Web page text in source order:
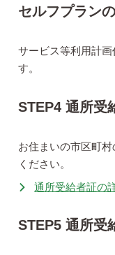
セルフプランの
サービス等利用計
す。
STEP4 通所受
お住まいの市区町
ください。
通所受給者証の
STEP5 通所受